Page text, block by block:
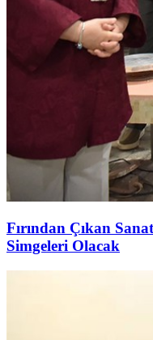
Fırından Çıkan
Simgeleri Olacak